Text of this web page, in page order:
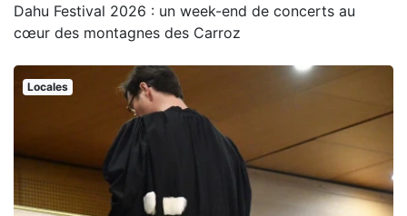
Dahu Festival 2026 : un week-end de concerts au
cœur des montagnes des Carroz
Locales